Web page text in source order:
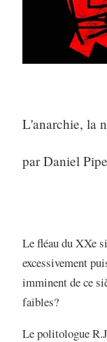
L'anarchie, la
par Daniel
Le fléau du XXe
excessivement
imminent de ce
faibles?
Le politologue